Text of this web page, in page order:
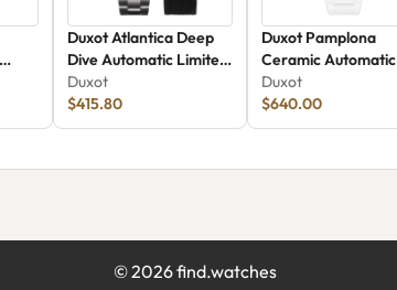
Duxot Atlantica Deep
Dive Automatic Limited
Edition DX-2066-88
Duxot
$415.80
Duxot Pamplona
Ceramic Automatic
Limited Edition DX-
2078-11
Duxot
$640.00
©2026find.watches